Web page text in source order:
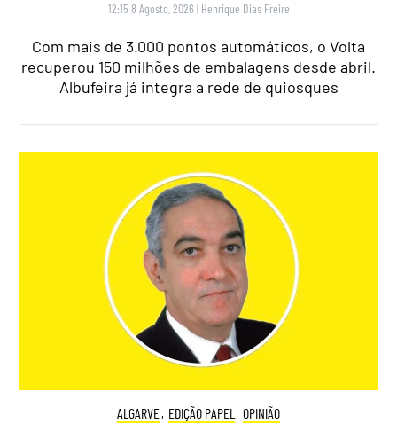
12:15 8 Agosto, 2026 | Henrique Dias Freire
Com mais de 3.000 pontos automáticos, o Volta
recuperou 150 milhões de embalagens desde abril.
Albufeira já integra a rede de quiosques
ALGARVE, EDIÇÃO PAPEL , OPINIÃO